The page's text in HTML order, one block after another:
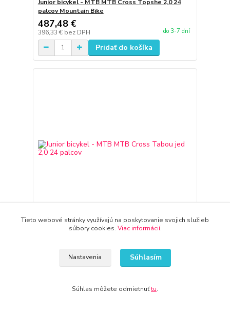
Junior bicykel - MTB MTB Cross Topshe 2,0 24
palcov Mountain Bike
487,48 €
396,33 € bez DPH do 3-7 dní
Pridať do košíka
Junior bicykel - MTB MTB Cross Tabou jed 2,0 24
487,48 €
Tieto webové stránky využívajú na poskytovanie svojich služieb
súbory cookies. Viac informácií.
Nastavenia Súhlasím
Súhlas môžete odmietnuťtu.